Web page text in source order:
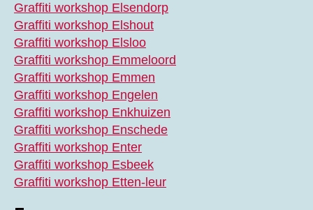
Graffiti workshop Elsendorp
Graffiti workshop Elshout
Graffiti workshop Elsloo
Graffiti workshop Emmeloord
Graffiti workshop Emmen
Graffiti workshop Engelen
Graffiti workshop Enkhuizen
Graffiti workshop Enschede
Graffiti workshop Enter
Graffiti workshop Esbeek
Graffiti workshop Etten-leur